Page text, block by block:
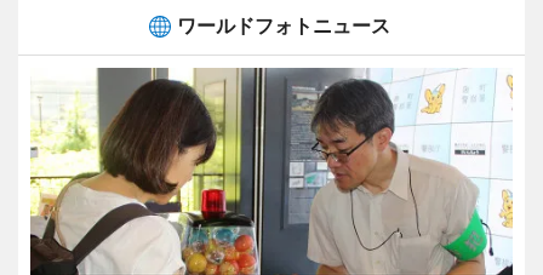
ワールドフォトニュース